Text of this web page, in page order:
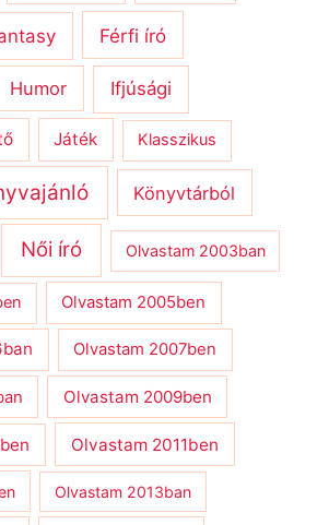
Férfi író
Humor Ifjúsági
Játék Klasszikus
Könyvtárból
Női író Olvastam 2003ban
Olvastam 2005ben
Olvastam 2007ben
Olvastam 2009ben
Olvastam 2011ben
Olvastam 2013ban